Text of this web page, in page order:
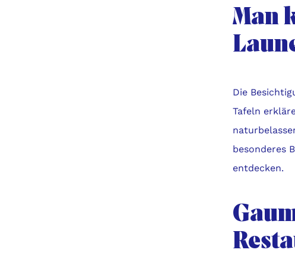
Man
Die
Tafeln
besonderes
entdecken.